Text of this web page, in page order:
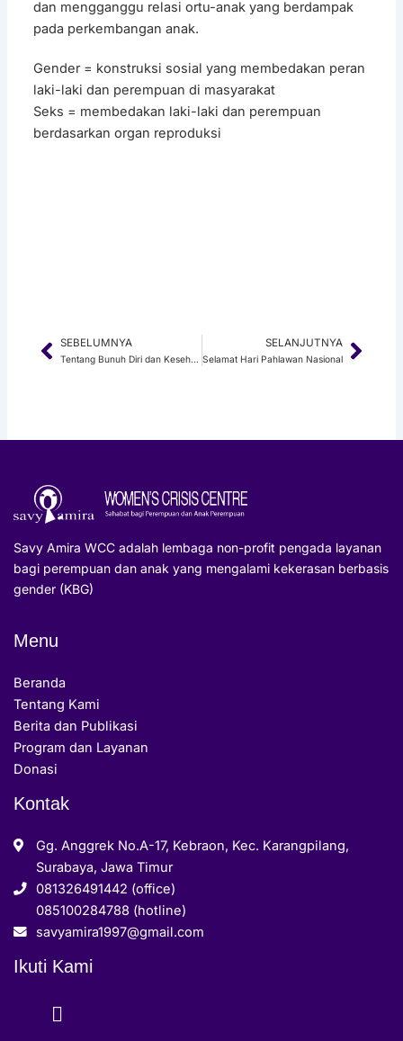
dan mengganggu relasi ortu-anak yang berdampak
pada perkembangan anak.
Gender = konstruksi sosial yang membedakan peran
laki-laki dan perempuan di masyarakat
Seks = membedakan laki-laki dan perempuan
berdasarkan organ reproduksi
Prev
SEBELUMNYA
Tentang Bunuh Diri dan Kesehatan Mental Kita
SELANJUTNYA
Selamat Hari Pahlawan NasionalNext
Savy Amira WCC adalah lembaga non-profit pengada layanan
bagi perempuan dan anak yang mengalami kekerasan berbasis
gender (KBG)
Menu
Beranda
Tentang Kami
Berita dan Publikasi
Program dan Layanan
Donasi
Kontak
Gg. Anggrek No.A-17, Kebraon, Kec. Karangpilang,
Surabaya, Jawa Timur
081326491442 (office)
085100284788 (hotline)
savyamira1997@gmail.com
Ikuti Kami